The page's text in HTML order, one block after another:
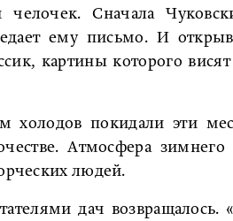
Сначала
ему письмо. И
картины которого
холодов покидали эти
Атмосфера зимнего
людей.
дач